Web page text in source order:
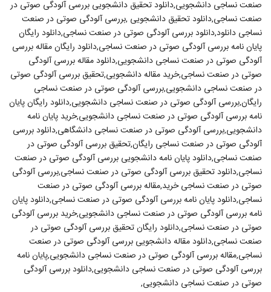
صنعت نساجی دانشجویی,دانلود تحقیق دانشجویی بررسی آلودگی صوتی در
صنعت نساجی,دانلود تحقیق دانشجویی ,بررسی آلودگی صوتی در صنعت
نساجی دانلود,دانلود بررسی آلودگی صوتی در صنعت نساجی,دانلود رایگان
پایان نامه بررسی آلودگی صوتی در صنعت نساجی,دانلود رایگان مقاله بررسی
آلودگی صوتی در صنعت نساجی دانشجویی,دانلود مقاله بررسی آلودگی
صوتی در صنعت نساجی,خرید مقاله دانشجویی,تحقیق بررسی آلودگی صوتی
در صنعت نساجی دانشجویی,بررسی آلودگی صوتی در صنعت نساجی
رایگان,بررسی آلودگی صوتی در صنعت نساجی دانشجویی,دانلود رایگان پایان
نامه بررسی آلودگی صوتی در صنعت نساجی دانشجویی,خرید پایان نامه
دانشجویی,بررسی آلودگی صوتی در صنعت نساجی دانشگاهی,دانلود بررسی
آلودگی صوتی در صنعت نساجی رایگان,تحقیق بررسی آلودگی صوتی در
صنعت نساجی,دانلود پایان نامه دانشجویی بررسی آلودگی صوتی در صنعت
نساجی,دانلود تحقیق بررسی آلودگی صوتی در صنعت نساجی,بررسی آلودگی
صوتی در صنعت نساجی خرید,مقاله بررسی آلودگی صوتی در صنعت
نساجی,دانلود پایان نامه بررسی آلودگی صوتی در صنعت نساجی,دانلود پایان
نامه بررسی آلودگی صوتی در صنعت نساجی دانشجویی,خرید بررسی آلودگی
صوتی در صنعت نساجی,دانلود رایگان تحقیق بررسی آلودگی صوتی در
صنعت نساجی,دانلود مقاله دانشجویی بررسی آلودگی صوتی در صنعت
نساجی,مقاله بررسی آلودگی صوتی در صنعت نساجی دانشجویی,پایان نامه
بررسی آلودگی صوتی در صنعت نساجی دانشجویی,دانلود بررسی آلودگی
صوتی در صنعت نساجی دانشجویی,